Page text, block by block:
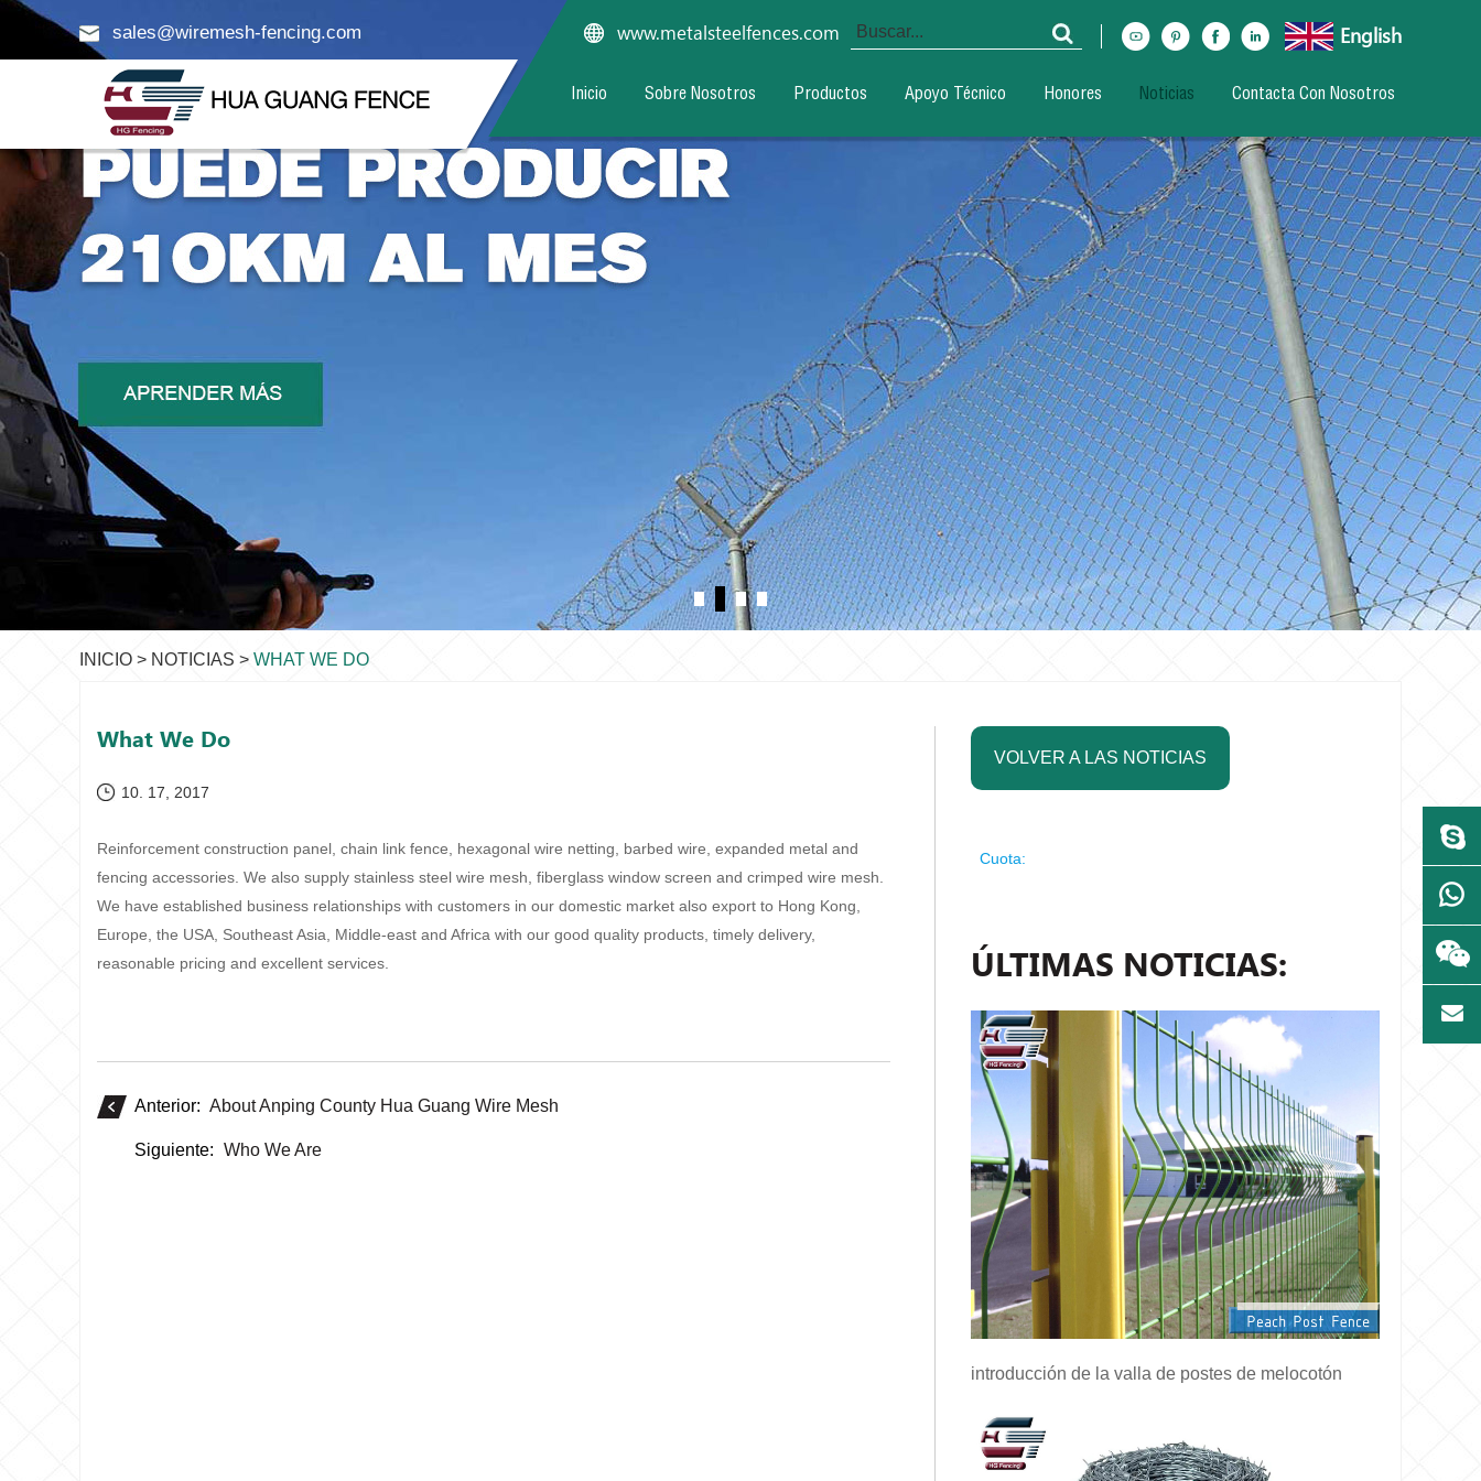
sales@wiremesh-fencing.com English
www.metalsteelfences.com
Inicio Sobre Nosotros Productos Apoyo Técnico Honores Noticias Contacta Con Nosotros
INICIO > NOTICIAS > WHAT WE DO
What We Do
10. 17, 2017
Reinforcement construction panel, chain link fence, hexagonal wire netting, barbed wire, expanded metal and
fencing accessories. We also supply stainless steel wire mesh, fiberglass window screen and crimped wire mesh.
We have established business relationships with customers in our domestic market also export to Hong Kong,
Europe, the USA, Southeast Asia, Middle-east and Africa with our good quality products, timely delivery,
reasonable pricing and excellent services.
Anterior: About Anping County Hua Guang Wire Mesh
Siguiente: Who We Are
VOLVER A LAS NOTICIAS
Cuota:
ÚLTIMAS NOTICIAS:
introducción de la valla de postes de melocotón